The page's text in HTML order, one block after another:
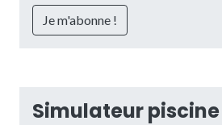
Simulateur piscine